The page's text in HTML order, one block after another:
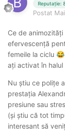
Spor să avem
Reputație:
Postat
Ce de
efervescență
femeile la ciclu 😂
ați activat în halul
Nu știu ce polițe
prestația
presiune sau
(și știu că tot
interesant să